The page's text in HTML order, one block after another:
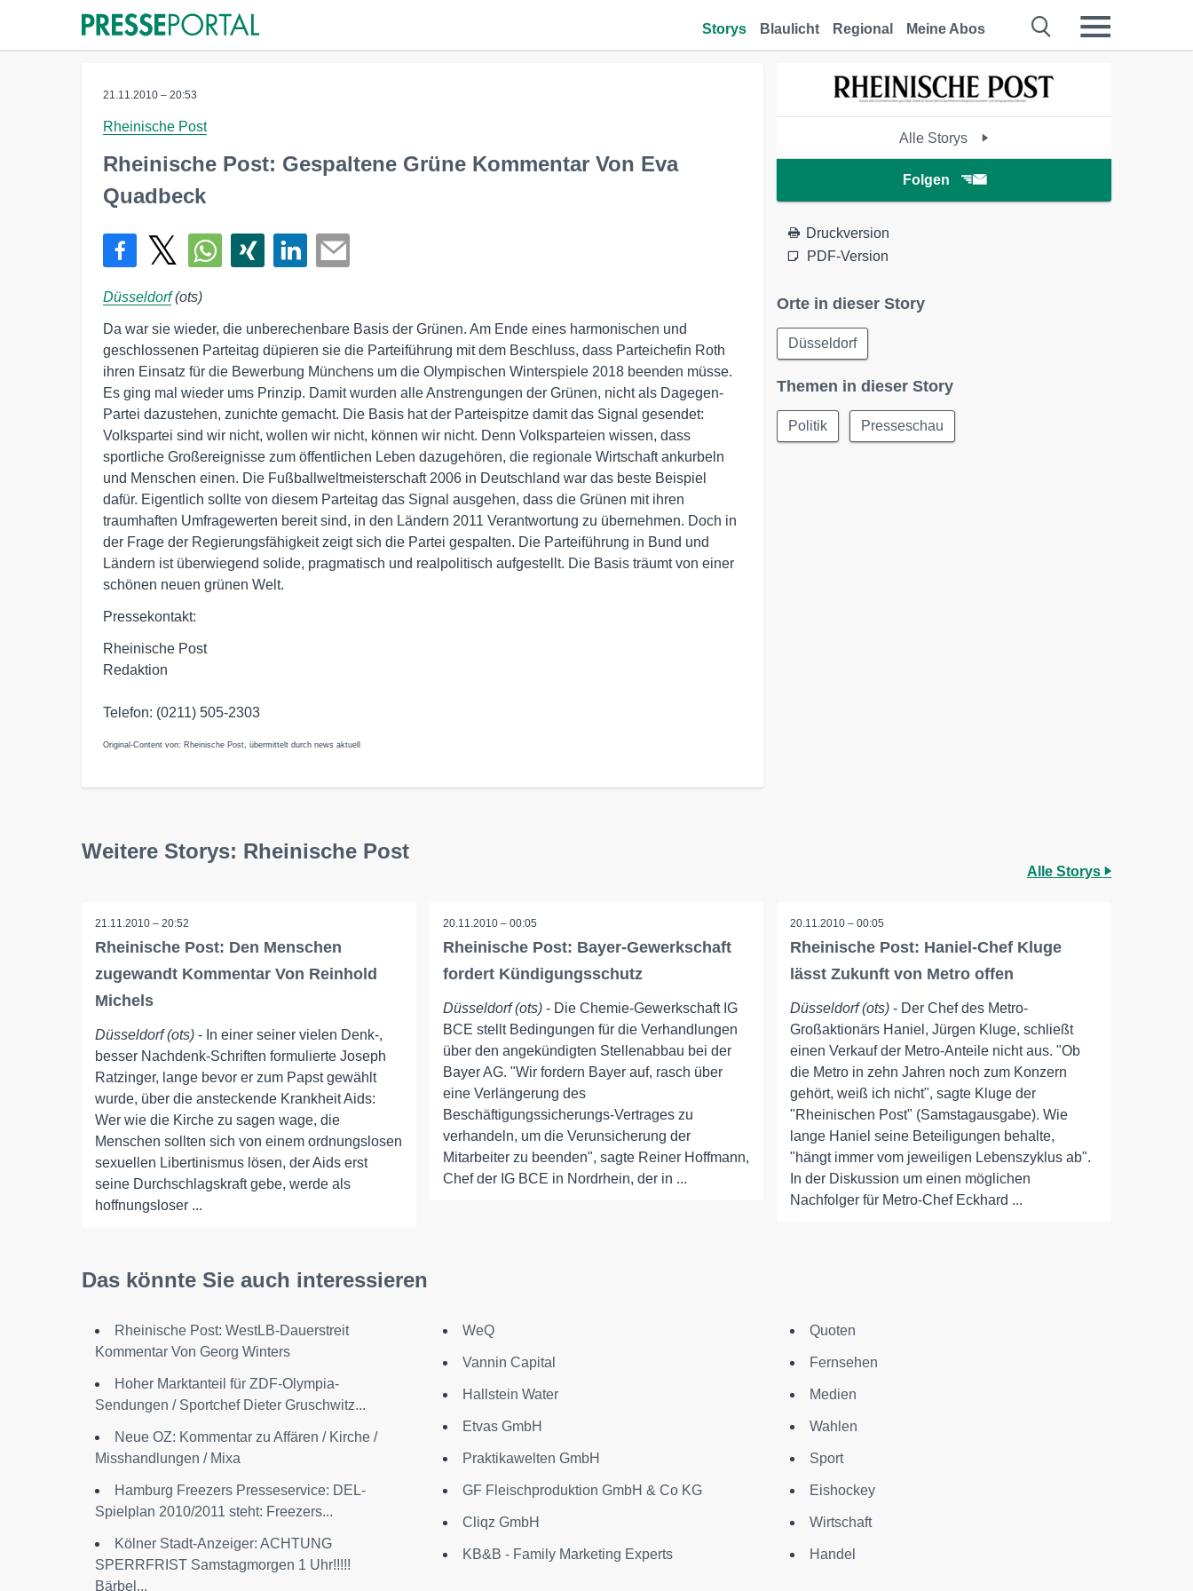
Storys Blaulicht Regional Meine Abos
21.11.2010 – 20:53
Rheinische Post
Rheinische Post: Gespaltene Grüne Kommentar Von Eva
Quadbeck
Düsseldorf(ots)
Da war sie wieder, die unberechenbare Basis der Grünen. Am Ende eines harmonischen und
geschlossenen Parteitag düpieren sie die Parteiführung mit dem Beschluss, dass Parteichefin Roth
ihren Einsatz für die Bewerbung Münchens um die Olympischen Winterspiele 2018 beenden müsse.
Es ging mal wieder ums Prinzip. Damit wurden alle Anstrengungen der Grünen, nicht als Dagegen-
Partei dazustehen, zunichte gemacht. Die Basis hat der Parteispitze damit das Signal gesendet:
Volkspartei sind wir nicht, wollen wir nicht, können wir nicht. Denn Volksparteien wissen, dass
sportliche Großereignisse zum öffentlichen Leben dazugehören, die regionale Wirtschaft ankurbeln
und Menschen einen. Die Fußballweltmeisterschaft 2006 in Deutschland war das beste Beispiel
dafür. Eigentlich sollte von diesem Parteitag das Signal ausgehen, dass die Grünen mit ihren
traumhaften Umfragewerten bereit sind, in den Ländern 2011 Verantwortung zu übernehmen. Doch in
der Frage der Regierungsfähigkeit zeigt sich die Partei gespalten. Die Parteiführung in Bund und
Ländern ist überwiegend solide, pragmatisch und realpolitisch aufgestellt. Die Basis träumt von einer
schönen neuen grünen Welt.
Pressekontakt:
Rheinische Post
Redaktion
Telefon: (0211) 505-2303
Original-Content von: Rheinische Post, übermittelt durch news aktuell
Alle Storys
Folgen
Druckversion
PDF-Version
Orte in dieser Story
Düsseldorf
Themen in dieser Story
Politik Presseschau
Weitere Storys: Rheinische Post
Alle Storys
21.11.2010 – 20:52
Rheinische Post: Den Menschen
zugewandt Kommentar Von Reinhold
Michels
Düsseldorf (ots) - In einer seiner vielen Denk-,
besser Nachdenk-Schriften formulierte Joseph
Ratzinger, lange bevor er zum Papst gewählt
wurde, über die ansteckende Krankheit Aids:
Wer wie die Kirche zu sagen wage, die
Menschen sollten sich von einem ordnungslosen
sexuellen Libertinismus lösen, der Aids erst
seine Durchschlagskraft gebe, werde als
hoffnungsloser ...
20.11.2010 – 00:05
Rheinische Post: Bayer-Gewerkschaft
fordert Kündigungsschutz
Düsseldorf (ots)- Die Chemie-Gewerkschaft IG
BCE stellt Bedingungen für die Verhandlungen
über den angekündigten Stellenabbau bei der
Bayer AG. "Wir fordern Bayer auf, rasch über
eine Verlängerung des
Beschäftigungssicherungs-Vertrages zu
verhandeln, um die Verunsicherung der
Mitarbeiter zu beenden", sagte Reiner Hoffmann,
Chef der IG BCE in Nordrhein, der in ...
20.11.2010 – 00:05
Rheinische Post: Haniel-Chef Kluge
lässt Zukunft von Metro offen
Düsseldorf (ots) - Der Chef des Metro-
Großaktionärs Haniel, Jürgen Kluge, schließt
einen Verkauf der Metro-Anteile nicht aus. "Ob
die Metro in zehn Jahren noch zum Konzern
gehört, weiß ich nicht", sagte Kluge der
"Rheinischen Post" (Samstagausgabe). Wie
lange Haniel seine Beteiligungen behalte,
"hängt immer vom jeweiligen Lebenszyklus ab".
In der Diskussion um einen möglichen
Nachfolger für Metro-Chef Eckhard ...
Das könnte Sie auch interessieren
Rheinische Post: WestLB-Dauerstreit
Kommentar Von Georg Winters
Hoher Marktanteil für ZDF-Olympia-
Sendungen / Sportchef Dieter Gruschwitz...
Neue OZ: Kommentar zu Affären / Kirche /
Misshandlungen / Mixa
Hamburg Freezers Presseservice: DEL-
Spielplan 2010/2011 steht: Freezers...
Kölner Stadt-Anzeiger: ACHTUNG
SPERRFRIST Samstagmorgen 1 Uhr!!!!!
Bärbel...
WeQ
Vannin Capital
Hallstein Water
Etvas GmbH
Praktikawelten GmbH
GF Fleischproduktion GmbH & Co KG
Cliqz GmbH
KB&B - Family Marketing Experts
Quoten
Fernsehen
Medien
Wahlen
Sport
Eishockey
Wirtschaft
Handel